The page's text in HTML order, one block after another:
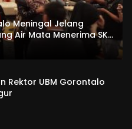
Meningal Jelang
Air Mata Menerima SKL
Rektor UBM Gorontalo